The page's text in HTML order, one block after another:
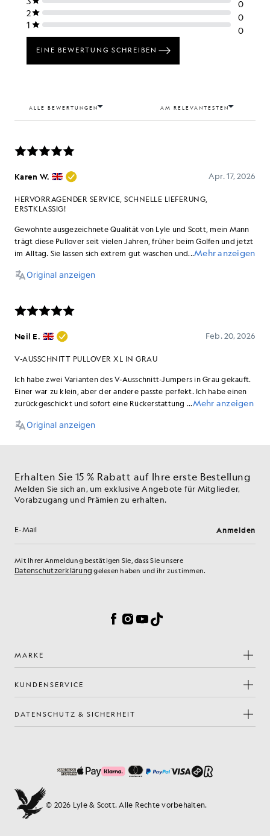
Erhalten Sie 15 % Rabatt auf Ihre erste Bestellung
Melden Sie sich an, um exklusive Angebote für Mitglieder,
Vorabzugang und Prämien zu erhalten.
E-Mail-Adresse Anmelden
Mit Ihrer Anmeldung bestätigen Sie, dass Sie unsere
Datenschutzerklärung gelesen haben und ihr zustimmen.
Facebook
Instagram
YouTube
TikTok
MARKE
KUNDENSERVICE
DATENSCHUTZ & SICHERHEIT
© 2026 Lyle & Scott. Alle Rechte vorbehalten.